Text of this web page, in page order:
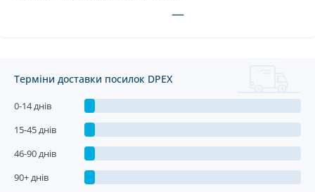
—
Терміни доставки посилок DPEX
0-14 днів
15-45 днів
46-90 днів
90+ днів